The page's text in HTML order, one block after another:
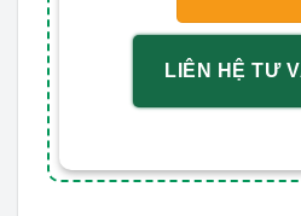
LIÊN HỆ TƯ